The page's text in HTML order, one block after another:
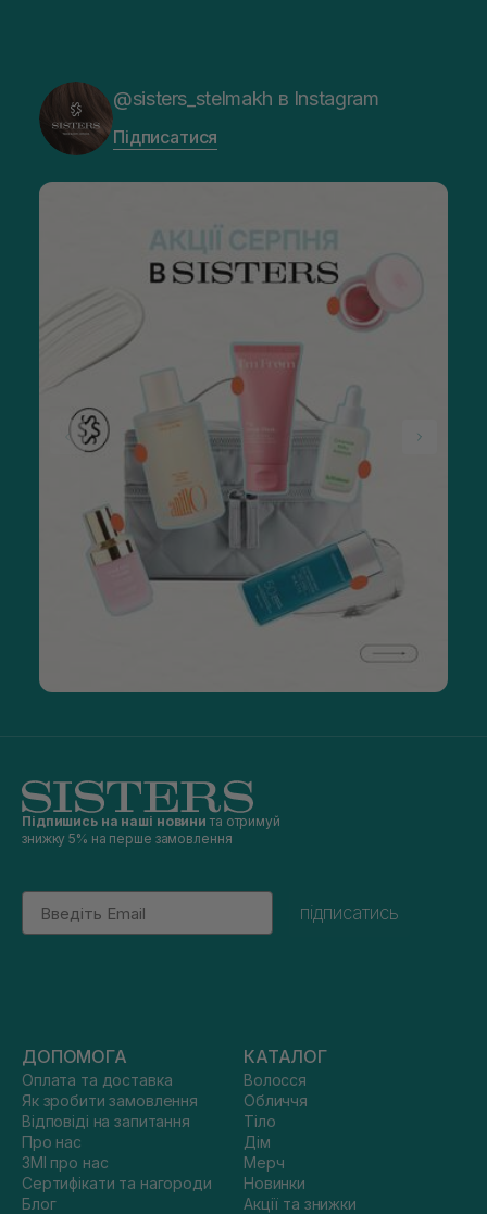
@sisters_stelmakh в Instagram
Підписатися
Підпишись на наші новини та отримуй
знижку 5% на перше замовлення
Email
підписатись
ДОПОМОГА
Оплата та доставка
Як зробити замовлення
Відповіді на запитання
Про нас
ЗМІ про нас
Сертифікати та нагороди
Блог
КАТАЛОГ
Волосся
Обличчя
Тіло
Дім
Мерч
Новинки
Акції та знижки